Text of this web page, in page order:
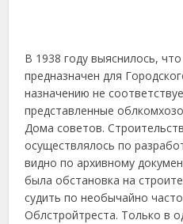
В 1938 году выяснилось,
предназначен для
назначению не
представленные
Дома советов.
осуществлялось по
видно по архивному
была обстановка на
судить по необычайно
Облстройтреста. Только в